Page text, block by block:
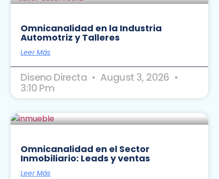
Omnicanalidad en la Industria
Automotriz y Talleres
Leer Más
Diseno Directa August 3, 2026
3:10 Pm
Omnicanalidad en el Sector
Inmobiliario: Leads y ventas
Leer Más